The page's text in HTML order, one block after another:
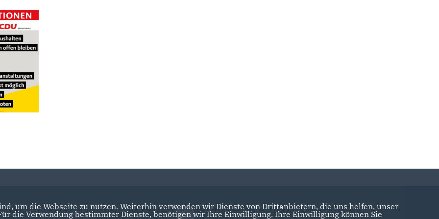
CDU Brandenburg
um die Webseite zu nutzen. Weiterhin verwenden wir Dienste von Drittanbietern, die uns helfen, unser
die Verwendung bestimmter Dienste, benötigen wir Ihre Einwilligung. Ihre Einwilligung können Sie